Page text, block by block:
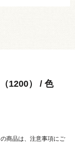
1200） / 色
品は、注意事項にご